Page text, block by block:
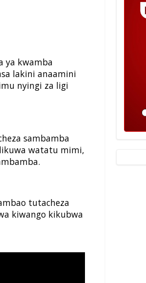
ya kwamba
lakini anaamini
nyingi za ligi
sambamba
watatu mimi,
tutacheza
kiwango kikubwa